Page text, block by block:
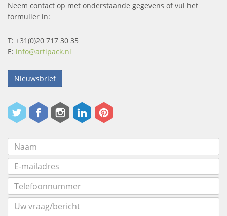
Neem contact op met onderstaande gegevens of vul het
formulier in:
T: +31(0)20 717 30 35
E: info@artipack.nl
Nieuwsbrief